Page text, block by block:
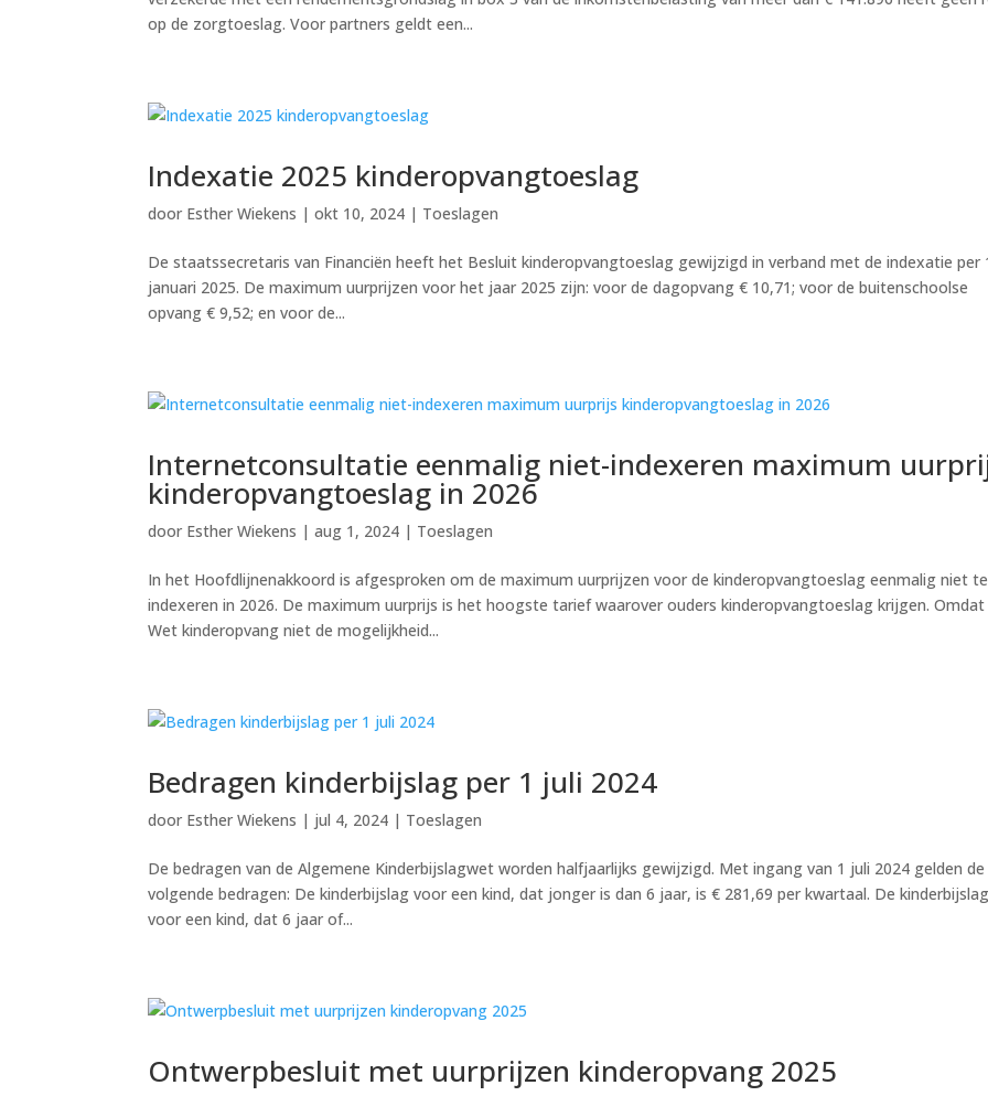
op de zorgtoeslag. Voor partners geldt een...
Indexatie 2025 kinderopvangtoeslag
door Esther Wiekens |okt 10, 2024 | Toeslagen
De staatssecretaris van Financiën heeft het Besluit kinderopvangtoeslag gewijzigd in verband met de indexatie per
januari 2025. De maximum uurprijzen voor het jaar 2025 zijn: voor de dagopvang € 10,71; voor de buitenschoolse
opvang € 9,52; en voor de...
Internetconsultatie eenmalig niet-indexeren maximum
kinderopvangtoeslag in 2026
door Esther Wiekens |aug 1, 2024 | Toeslagen
In het Hoofdlijnenakkoord is afgesproken om de maximum uurprijzen voor de kinderopvangtoeslag eenmalig niet te
indexeren in 2026. De maximum uurprijs is het hoogste tarief waarover ouders kinderopvangtoeslag krijgen.
Wet kinderopvang niet de mogelijkheid...
Bedragen kinderbijslag per 1 juli 2024
door Esther Wiekens | jul 4, 2024 | Toeslagen
De bedragen van de Algemene Kinderbijslagwet worden halfjaarlijks gewijzigd. Met ingang van 1 juli 2024 gelden de
volgende bedragen: De kinderbijslag voor een kind, dat jonger is dan 6 jaar, is € 281,69 per kwartaal. De
voor een kind, dat 6 jaar of...
Ontwerpbesluit met uurprijzen kinderopvang 2025